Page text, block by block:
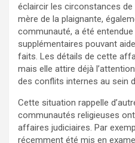
éclaircir les circonstances
mère de la plaignante,
communauté, a été
supplémentaires pouvant
faits. Les détails de cette
mais elle attire déjà
des conflits internes au sein
Cette situation rappelle
communautés religieuses
affaires judiciaires. Par
récemment été mis en